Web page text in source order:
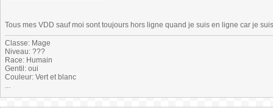
Tous mes VDD sauf moi sont toujours hors ligne quand je suis en ligne car je
Classe: Mage
Niveau: ???
Race: Humain
Gentil: oui
Couleur: Vert et blanc
...